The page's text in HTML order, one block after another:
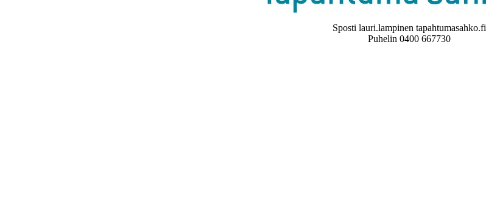
Sposti lauri.lampinen tapahtumasahko.fi
Puhelin 0400 667730